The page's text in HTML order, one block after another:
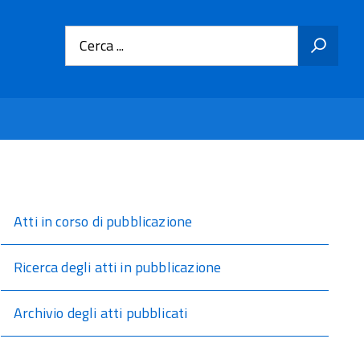
Cerca ...
Atti in corso di pubblicazione
Ricerca degli atti in pubblicazione
Archivio degli atti pubblicati